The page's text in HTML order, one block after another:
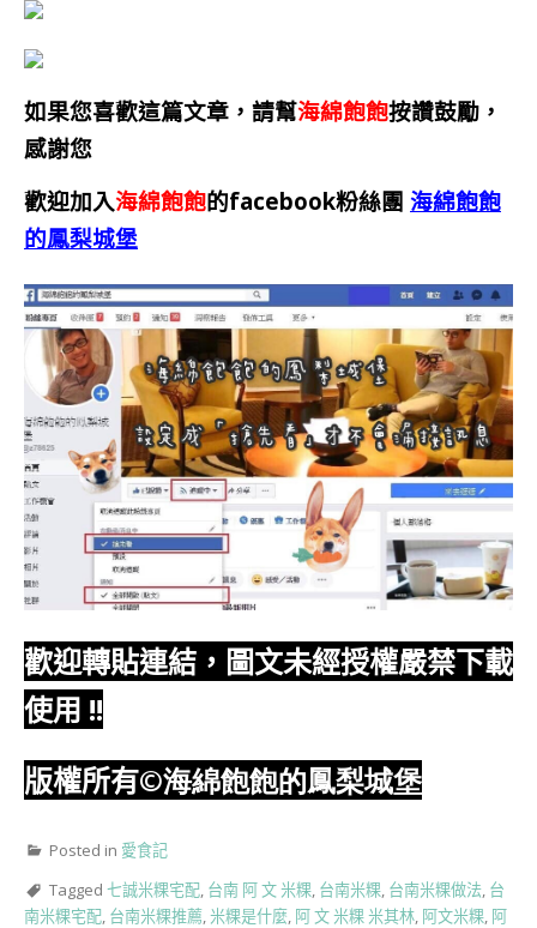
如果您喜歡這篇文章，請幫海綿飽飽按讚鼓勵，
感謝您
歡迎加入海綿飽飽的facebook粉絲團 海綿飽飽
的鳳梨城堡
歡迎轉貼連結，圖文未經授權嚴禁下載
使用 !!
版權所有©海綿飽飽的鳳梨城堡
Posted in 愛食記
Tagged 七誠米粿宅配, 台南 阿 文 米粿, 台南米粿, 台南米粿做法, 台
南米粿宅配, 台南米粿推薦,米粿是什麼, 阿 文 米粿 米其林, 阿文米粿, 阿